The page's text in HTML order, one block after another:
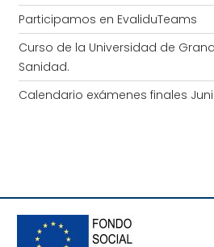
Participamos en EvaliduTeams
Curso de la Universidad de
Sanidad.
Calendario exámenes finales